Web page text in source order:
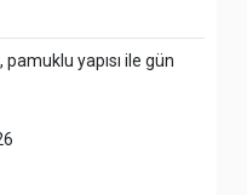
yapısı ile gün